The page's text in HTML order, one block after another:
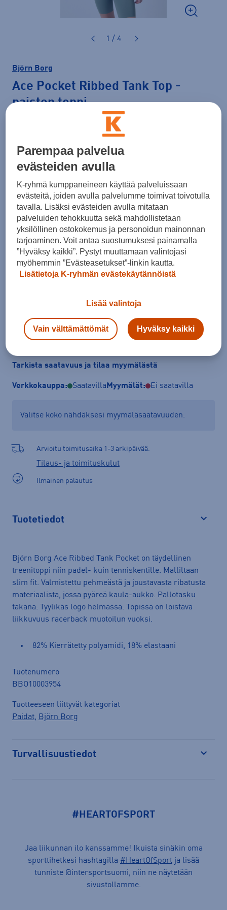
1 / 4
Björn Borg
Ace Pocket Ribbed Tank Top -
naisten toppi
Normaalihinta: 44,90 €
30pv alin hinta: 30,00 €
Lisätietoa
Väri Valkoinen
Koko
L
Kokotaulukko
Lisää ostoskoriin
Tarkista saatavuus ja tilaa myymälästä
Verkkokauppa: Saatavilla Myymälät: Ei saatavilla
Valitse koko nähdäksesi myymäläsaatavuuden.
Arvioitu toimitusaika 1-3 arkipäivää.
Tilaus- ja toimituskulut
Ilmainen palautus
Tuotetiedot
Björn Borg Ace Ribbed Tank Pocket on täydellinen
treenitoppi niin padel- kuin tenniskentille. Malliltaan
slim fit. Valmistettu pehmeästä ja joustavasta ribatusta
materiaalista, jossa pyöreä kaula-aukko. Pallotasku
takana. Tyylikäs logo helmassa. Topissa on loistava
liikkuvuus racerback muotoilun vuoksi.
82% Kierrätetty polyamidi, 18% elastaani
Tuotenumero
BBO10003954
Tuotteeseen liittyvät kategoriat
Paidat, Björn Borg
Turvallisuustiedot
#HEARTOFSPORT
Jaa liikunnan ilo kanssamme! Ikuista sinäkin oma
sporttihetkesi hashtagilla #HeartOfSport ja lisää
tunniste @intersportsuomi, niin ne näytetään
sivustollamme.
Parempaa palvelua
evästeiden avulla
K-ryhmä kumppaneineen käyttää palveluissaan
evästeitä, joiden avulla palvelumme toimivat toivotulla
tavalla. Lisäksi evästeiden avulla mitataan
palveluiden tehokkuutta sekä mahdollistetaan
yksilöllinen ostokokemus ja personoidun mainonnan
tarjoaminen. Voit antaa suostumuksesi painamalla
”Hyväksy kaikki”. Pystyt muuttamaan valintojasi
myöhemmin ”Evästeasetukset”-linkin kautta.
Lisätietoja K-ryhmän evästekäytännöistä
Lisää valintoja
Vain välttämättömät Hyväksy kaikki